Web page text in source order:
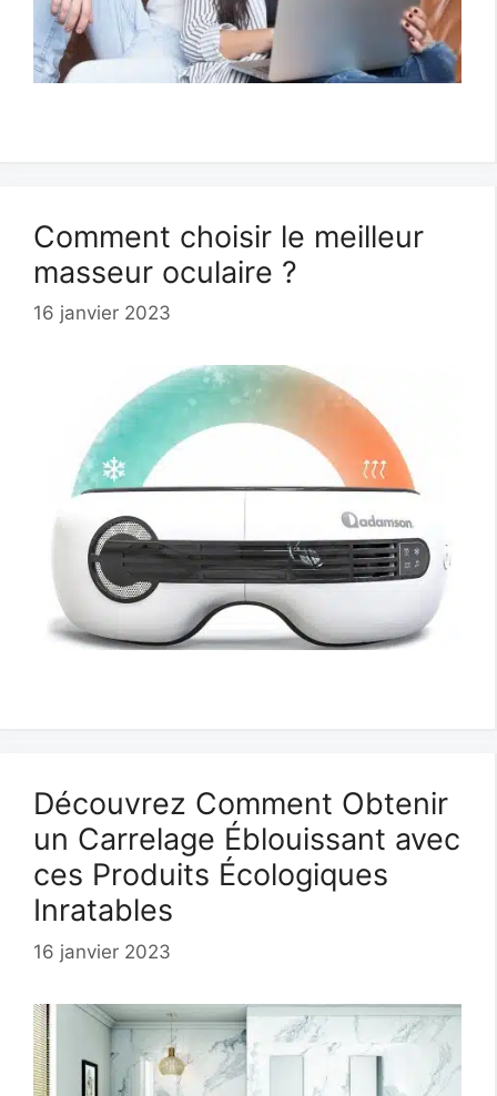
Comment choisir le meilleur
masseur oculaire ?
16 janvier 2023
Découvrez Comment Obtenir
un Carrelage Éblouissant avec
ces Produits Écologiques
Inratables
16 janvier 2023